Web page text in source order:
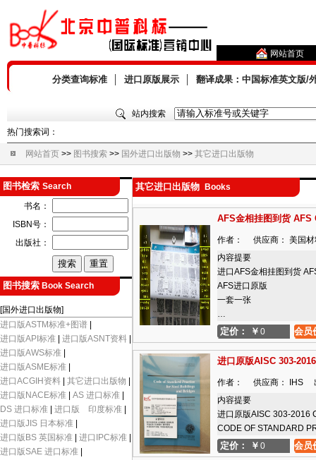
网站首页
分类查询标准 进口原版展示 翻译成果：中国标准英文版/
站内搜索
热门搜索词：
网站首页 >> 图书搜索 >> 国外进口出版物 >> 其它进口出版物
图书检索 Search
书名：
ISBN号：
出版社：
图书搜索 Book Search
[国外进口出版物]
进口版ASTM标准+图谱
进口版API标准
进口版ASNT资料
进口版AWS标准
进口版ASME标准
进口ACGIH资料
其它进口出版物
进口版NACE标准
AS 进口标准
DS 进口标准
进口版 印度标准
进口版JIS 日本标准
进口版BS 英国标准
进口IPC标准
进口版SAE 进口标准
其它进口出版物 Books
AFS金相挂图到货 AFS
作者： 供应商： 美国
内容提要
进口AFS金相挂图到货
AFS进口原版
一套一张
…
定价： ￥ 0 会员
进口原版AISC 303-
作者： 供应商： IHS
内容提要
进口原版AISC 303-2016
CODE OF STANDARD
定价： ￥ 0 会员